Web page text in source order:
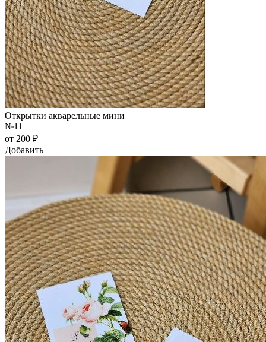
Открытки акварельные мини
№11
от 200 ₽
Добавить